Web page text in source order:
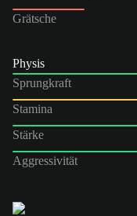
Grätsche
Physis
Sprungkraft
Stamina
Stärke
Aggressivität